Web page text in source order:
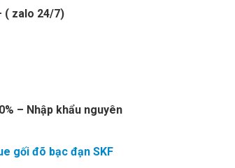
( zalo 24/7)
– Nhập khẩu nguyên
gối đõ bạc đạn SKF